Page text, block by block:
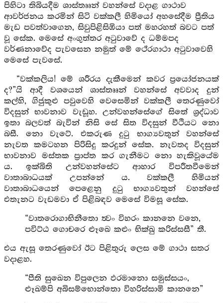
පිහිටා තිබියදීම ශාස්තෲන් වහන්සේ වදාළ ගාථාව
ආවර්ජනය කරමින් සිටි වක්කලී හිමියෝ අහසේදීම ප්‍රීතිය
මැඩ පවත්වාගෙන, සිවුපිළිසිඹියා පත් මහරහත් බවට පත්
වූ සේක. මෙසේ අංගුත්තර අටුවාවේ ද ධම්මපද
වර්ණනාවේද පැවසෙන නමුත් මේ ථේරගාථා අටුවාවෙහි
මෙසේ පැවසේ.
“වක්කලිය! මේ ශරීරය දැකීමෙන් කවර ප්‍රයෝජනයක්
ද?”යි ආදී වශයෙන් ශාස්තෲන් වහන්සේ අවවාද දුන්
කල්හි, ගිජුකුළු පවුවෙහි වෙසෙමින් වක්කලී තෙරණුවෝ
විදසුන් භාවනාව වැඩූහ. උන්වහන්සේගේ සිතේ ශ්‍රද්ධාව
ඉතා බලවත් බැවින් නිසි සේ සිත විදසුන් වීථියට නො
බසී. නො වැටේ. එකරුණ දුටු භාග්‍යවතුන් වහන්සේ
නැවත කමටහන පිරිසිදු කරදුන් සේක. නැවතද විදසුන්
භාවනාව මස්තක ප්‍රාප්ත කර ගැනීමට නො හැකිවූයේම
ය. ඉක්බිති උන්වහන්සේට ආහාර විපරීතවීමෙන්
වාතාබාධයක් උපන්නේ ය. වක්කලී හිමියන්
වාතාබාධයෙන් පෙළෙනු දුටු භාග්‍යවතුන් වහන්සේ
එතැනට වැඩමවා ඒ පිළිබඳව මෙසේ විමසූ සේක.
“වාතරොගාභිනීතො ත්‍වං විහරං කානනෙ වනෙ,
පවිට්ඨ ගොචරෙ ළූඛෙ කළුං භික්ඛු කරිස්සසී” තී.
එය ඇසූ තෙරණුවෝ ඊට පිළිතුරු ලෙස මේ ගාථා සතර
වදාළහ.
“පීති සුඛෙන විපුලෙන ඵරමානො සමුස්සයං,
ළූඛම්පි අබිසම්භොන්තො විහරිස්සාමි කානනෙ”